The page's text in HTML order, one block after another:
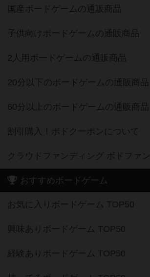
国産ボードゲームの通販商品
子供向けボードゲームの通販商品
2人用ボードゲームの通販商品
20分以下のボードゲームの通販商品
60分以上のボードゲームの通販商品
割引購入！ボドクーポンについて
クラウドファンディング ボドファン
おすすめボードゲーム
お気に入りボードゲーム TOP50
興味ありボードゲーム TOP50
経験ありボードゲーム TOP50